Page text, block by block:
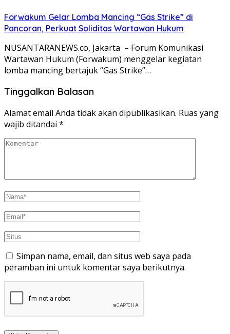
Forwakum Gelar Lomba Mancing “Gas Strike” di
Pancoran, Perkuat Soliditas Wartawan Hukum
NUSANTARANEWS.co, Jakarta – Forum Komunikasi
Wartawan Hukum (Forwakum) menggelar kegiatan
lomba mancing bertajuk “Gas Strike”…
Tinggalkan Balasan
Alamat email Anda tidak akan dipublikasikan. Ruas yang
wajib ditandai *
Simpan nama, email, dan situs web saya pada
peramban ini untuk komentar saya berikutnya.